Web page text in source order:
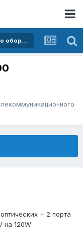
Покупка и продажа телекоммуникационного оборудования
+ 2 порта
на 120W